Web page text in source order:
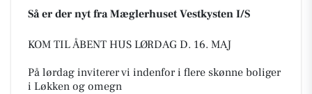
Så er der nyt fra Mæglerhuset Vestkysten I/S
KOM TIL ÅBENT HUS LØRDAG D. 16. MAJ
På lørdag inviterer vi indenfor i flere skønne boliger
i Løkken og omegn